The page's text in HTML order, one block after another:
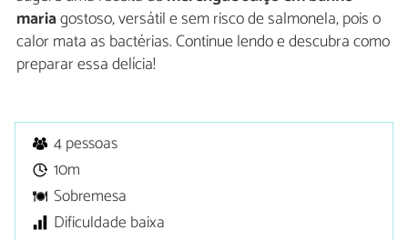
mariagostoso, versátil e sem risco de salmonela, pois o
calor mata as bactérias. Continue lendo e descubra como
preparar essa delícia!
4 pessoas
10m
Sobremesa
Dificuldade baixa